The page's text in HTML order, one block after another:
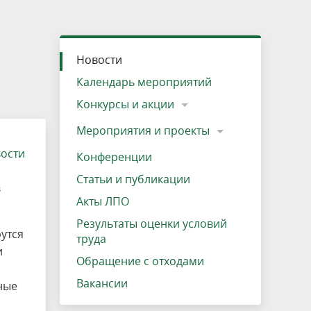
Озеро Плещеево
Вакансии
Экологические тропы и туристские
маршруты
Прокат велосипедов
Адрес, телефон, схема проезда
Результаты оценки условий труда
Интерактивная карта
Кадастр объектов животного мира, не
отнесенных к объектам охоты
Новости
Календарь мероприятий
Конкурсы и акции
Мероприятия и проекты
Конференции
Статьи и публикации
Акты ЛПО
Результаты оценки условий
труда
Обращение с отходами
Вакансии